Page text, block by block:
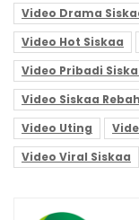
Video Drama
Video Hot Siskaa
Video Pribadi
Video Siskaa
Video Uting
Video Viral Siskaa